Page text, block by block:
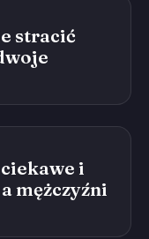
stracić
i
mężczyźni